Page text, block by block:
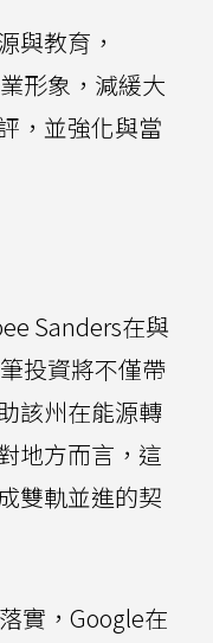
與教育，
形象，減緩大
，並強化與當
Sanders在與
投資將不僅帶
該州在能源轉
地方而言，這
雙軌並進的契
實，Google在